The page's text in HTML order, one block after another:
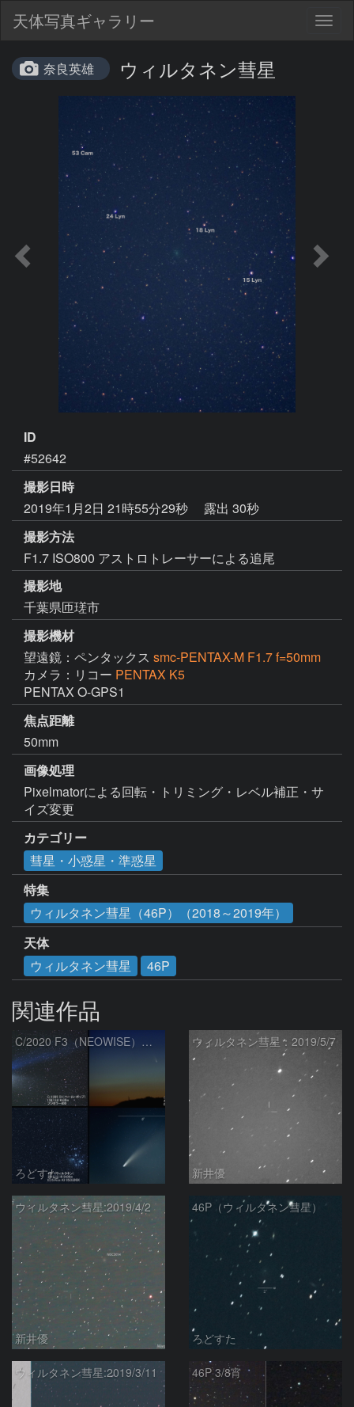
天体写真ギャラリー
奈良英雄 ウィルタネン彗星
ID
#52642
撮影日時
2019年1月2日 21時55分29秒
露出 30秒
撮影方法
F1.7 ISO800 アストロトレーサーによる追尾
撮影地
千葉県匝瑳市
撮影機材
望遠鏡：ペンタックス smc-PENTAX-M F1.7 f=50mm
カメラ：リコー PENTAX K5
PENTAX O-GPS1
焦点距離
50mm
画像処理
Pixelmatorによる回転・トリミング・レベル補正・サ
イズ変更
カテゴリー
彗星・小惑星・準惑星
特集
ウィルタネン彗星（46P）（2018～2019年）
天体
ウィルタネン彗星
46P
関連作品
C/2020 F3（NEOWISE）の大きさを比較（180mmレンズ）
ろどすた
ウィルタネン彗星：2019/5/7
新井優
ウィルタネン彗星:2019/4/2
新井優
46P（ウィルタネン彗星）
ろどすた
ウィルタネン彗星:2019/3/11 46P 3/8宵